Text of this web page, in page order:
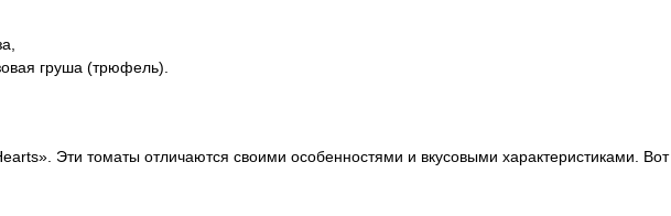
груша (трюфель).
Эти томаты отличаются своими особенностями и вкусовыми характеристиками. Вот